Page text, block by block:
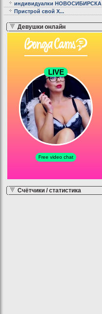
индивидуалки НОВОСИБИРСКА
Пристрой свой Х...
Девушки онлайн
Счётчики / статистика